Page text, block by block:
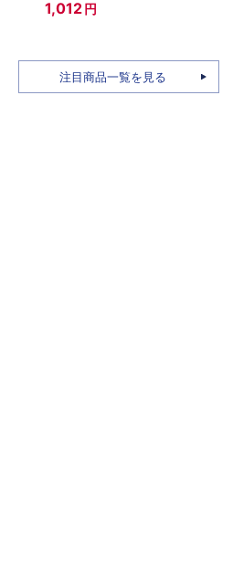
1,012 円
注目商品一覧を見る